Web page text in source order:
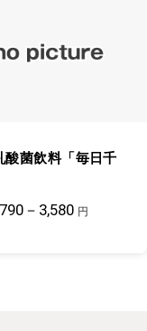
酸菌飲料「毎日千
－3,580 円